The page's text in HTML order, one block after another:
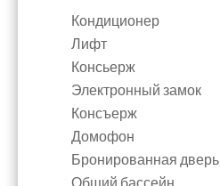
Кондиционер
Лифт
Консьерж
Электронный замок
Консъерж
Домофон
Бронированная дверь
Общий бассейн